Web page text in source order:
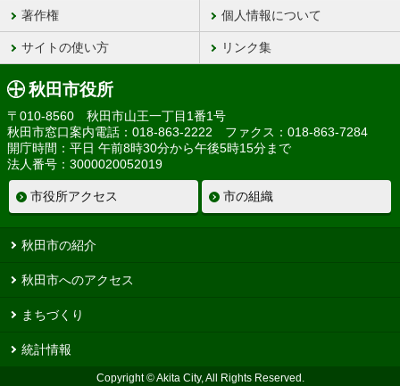
著作権 個人情報について
サイトの使い方 リンク集
秋田市役所
〒010-8560 秋田市山王一丁目1番1号
秋田市窓口案内電話：018-863-2222 ファクス：018-863-7284
開庁時間：平日 午前8時30分から午後5時15分まで
法人番号：3000020052019
市役所アクセス 市の組織
秋田市の紹介
秋田市へのアクセス
まちづくり
統計情報
Copyright © Akita City, All Rights Reserved.